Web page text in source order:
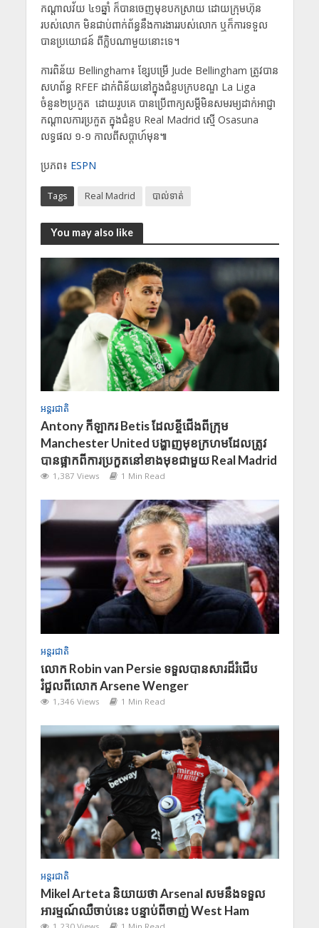
កណ្តាលវ័យ ៤១ឆ្នាំ ក៏បានចេញមុខបកស្រាយ ដោយក្រុមហ៊ុន
របស់លោក មិន​ជាប់​ពាក់ព័ន្ធនឹងការងារ​របស់លោក ឬក៏ការទទួល
បានប្រយោជន៍ ពី​ក្លិបណាមួយនោះទេ។
ការពិន័យ Bellingham៖ ខ្សែបម្រើ Jude Bellingham ត្រូវបាន
សហព័ន្ធ RFEF ដាក់ពិន័យនៅ​ក្នុងជំនួប​ក្រប​​ខណ្ឌ La Liga ​
ចំនួន២ប្រកួត ដោយរូបគេ ​បានប្រើ​ពាក្យសម្តីមិនសមរម្យ​ដាក់​អាជ្ញា​
កណ្តាលការប្រកួត ក្នុងជំនួប Real Madrid ស្មើ Osasuna
លទ្ធផល ១-១ កាលពីសប្តាហ៍មុ​ន៕
ប្រភព៖ ESPN
Tags Real Madrid បាល់ទាត់
You may also like
អន្តរជាតិ
​Antony កី​​ឡាករ Betis ដែលខ្ចីជើងពីក្រុម
Manchester United បង្ហាញមុខក្រហមដែលត្រូវ
បានផ្អាកពីការប្រកួតនៅខាងមុខជាមួយ Real Madrid
1,387 Views 1 Min Read
អន្តរជាតិ
លោក Robin van Persie ទទួលបានសារដ៏រំជើប
រំជួលពីលោក Arsene Wenger
1,346 Views 1 Min Read
អន្តរជាតិ
Mikel Arteta និយាយថា Arsenal សមនឹងទទួល
អារម្មណ៍ឈឺចាប់នេះ បន្ទាប់ពីចាញ់ West Ham